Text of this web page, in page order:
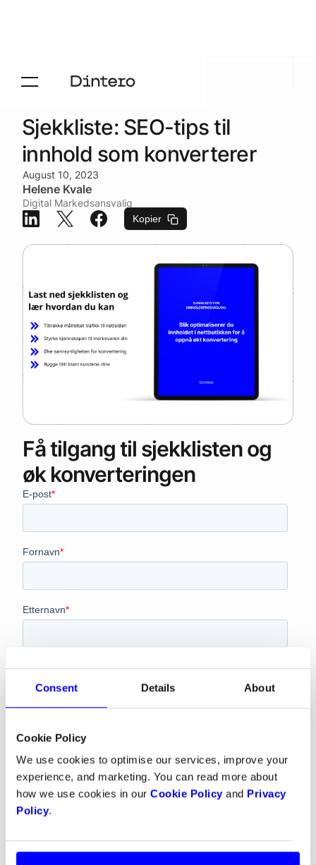
Consent Details About
Cookie Policy
We use cookies to optimise our services, improve your
experience, and marketing. You can read more about
how we use cookies in our Cookie Policy and Privacy
Policy.
Aktuelt Blogg
Sjekkliste: SEO-tips til
innhold som konverterer
August 10, 2023
Helene Kvale
Digital Markedsansvalig
Kopier
Få tilgang til sjekklisten og
øk konverteringen